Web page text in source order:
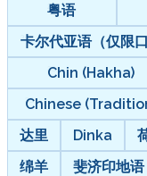
粤语
卡尔代亚语（仅限口
Chin (Hakha)
Chinese
达里
Dinka
绵羊
斐济印地语